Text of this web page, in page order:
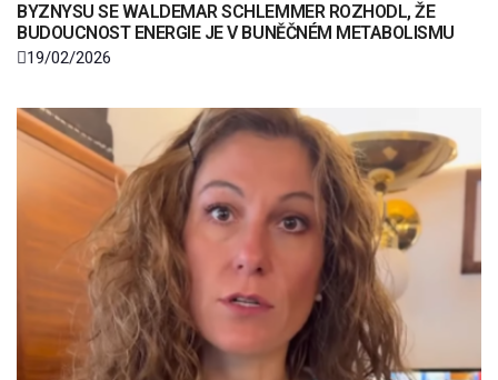
BYZNYSU SE WALDEMAR SCHLEMMER ROZHODL, ŽE
BUDOUCNOST ENERGIE JE V BUNĚČNÉM METABOLISMU
19/02/2026